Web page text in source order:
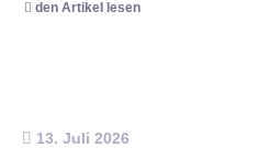
den Artikel lesen
13. Juli 2026